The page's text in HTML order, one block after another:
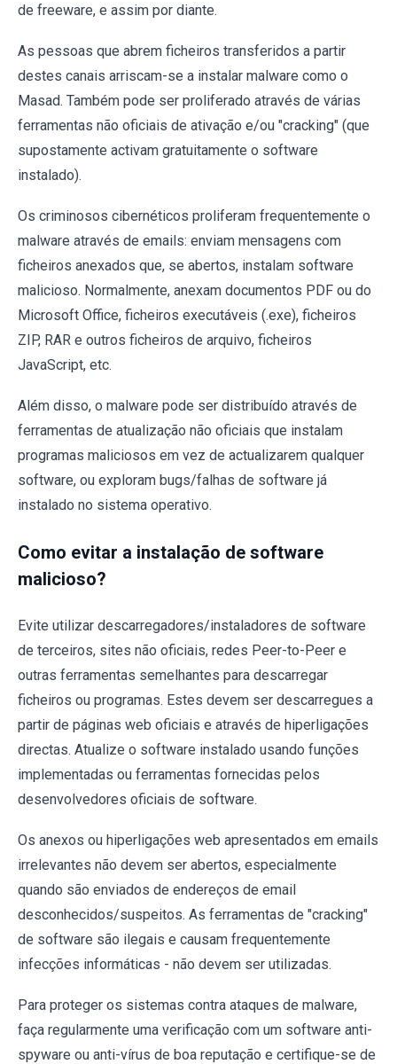
de freeware, e assim por diante.
As pessoas que abrem ficheiros transferidos a partir
destes canais arriscam-se a instalar malware como o
Masad. Também pode ser proliferado através de várias
ferramentas não oficiais de ativação e/ou "cracking" (que
supostamente activam gratuitamente o software
instalado).
Os criminosos cibernéticos proliferam frequentemente o
malware através de emails: enviam mensagens com
ficheiros anexados que, se abertos, instalam software
malicioso. Normalmente, anexam documentos PDF ou do
Microsoft Office, ficheiros executáveis (.exe), ficheiros
ZIP, RAR e outros ficheiros de arquivo, ficheiros
JavaScript, etc.
Além disso, o malware pode ser distribuído através de
ferramentas de atualização não oficiais que instalam
programas maliciosos em vez de actualizarem qualquer
software, ou exploram bugs/falhas de software já
instalado no sistema operativo.
Como evitar a instalação de software
malicioso?
Evite utilizar descarregadores/instaladores de software
de terceiros, sites não oficiais, redes Peer-to-Peer e
outras ferramentas semelhantes para descarregar
ficheiros ou programas. Estes devem ser descarregues a
partir de páginas web oficiais e através de hiperligações
directas. Atualize o software instalado usando funções
implementadas ou ferramentas fornecidas pelos
desenvolvedores oficiais de software.
Os anexos ou hiperligações web apresentados em emails
irrelevantes não devem ser abertos, especialmente
quando são enviados de endereços de email
desconhecidos/suspeitos. As ferramentas de "cracking"
de software são ilegais e causam frequentemente
infecções informáticas - não devem ser utilizadas.
Para proteger os sistemas contra ataques de malware,
faça regularmente uma verificação com um software anti-
spyware ou anti-vírus de boa reputação e certifique-se de